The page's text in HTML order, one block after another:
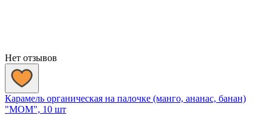
Нет отзывов
Карамель органическая на палочке (манго, ананас, банан)
"MOM", 10 шт